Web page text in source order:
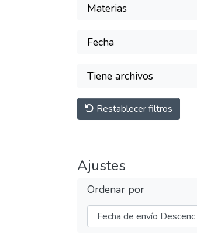
Materias
Fecha
Tiene archivos
Restablecer filtros
Ajustes
Ordenar por